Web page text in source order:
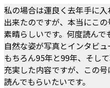
私の場合は運良く去年手に
出来たのですが、本当にこ
素晴らしいです。何度読んで
自然な姿が写真とインタビュ
もちろん95年と99年、そし
充実した内容ですが、この
読んでもらいたいです。